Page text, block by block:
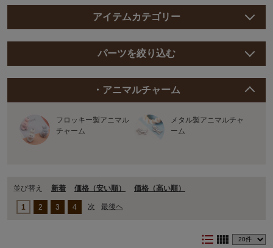
アイテムカテゴリー
パーツを絞り込む
・アニマルチャーム
フロッキー製アニマル
チャーム
メタル製アニマルチャ
ーム
並び替え 新着 価格（安い順） 価格（⾼い順）
1 2 3 4 次 最後へ
format_list_bulleted view_comfy